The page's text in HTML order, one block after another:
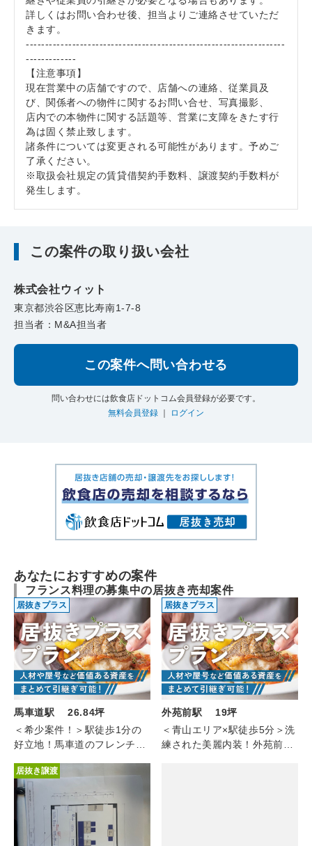
詳しくはお問い合わせ後、担当よりご連絡させていただ
きます。
-------------------------------------------------------------------
-------------
【注意事項】
現在営業中の店舗ですので、店舗への連絡、従業員及
び、関係者への物件に関するお問い合せ、写真撮影、
店内での本物件に関する話題等、営業に支障をきたす行
為は固く禁止致します。
諸条件については変更される可能性があります。予めご
了承ください。
※取扱会社規定の賃貸借契約手数料、譲渡契約手数料が
発生します。
この案件の取り扱い会社
株式会社ウィット
東京都渋谷区恵比寿南1-7-8
担当者：M&A担当者
この案件へ問い合わせる
問い合わせには飲食店ドットコム会員登録が必要です。
無料会員登録
ログイン
あなたにおすすめの案件
フランス料理の募集中の居抜き売却案件
居抜きプラス
馬車道駅 26.84坪
＜希少案件！＞駅徒歩1分の
好立地！馬車道のフレンチ
居抜きプラス
外苑前駅 19坪
＜青山エリア×駅徒歩5分＞洗
練された美麗内装！外苑前の
居抜き譲渡